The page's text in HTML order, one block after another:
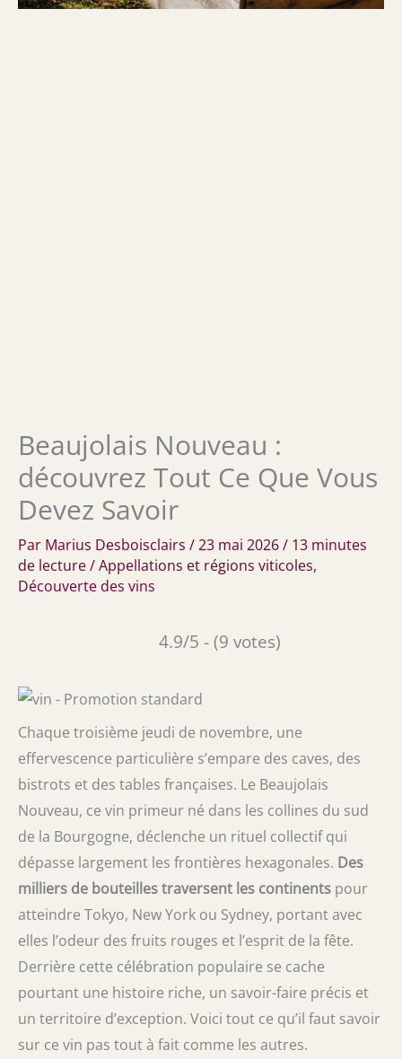
Beaujolais Nouveau :
découvrez Tout Ce Que Vous
Devez Savoir
Par Marius Desboisclairs /23 mai 2026/ 13 minutes
de lecture/Appellations et régions viticoles,
Découverte des vins
4.9/5 - (9 votes)
Chaque troisième jeudi de novembre, une
effervescence particulière s’empare des caves, des
bistrots et des tables françaises. Le Beaujolais
Nouveau, ce vin primeur né dans les collines du sud
de la Bourgogne, déclenche un rituel collectif qui
dépasse largement les frontières hexagonales. Des
milliers de bouteilles traversent les continents pour
atteindre Tokyo, New York ou Sydney, portant avec
elles l’odeur des fruits rouges et l’esprit de la fête.
Derrière cette célébration populaire se cache
pourtant une histoire riche, un savoir-faire précis et
un territoire d’exception. Voici tout ce qu’il faut savoir
sur ce vin pas tout à fait comme les autres.